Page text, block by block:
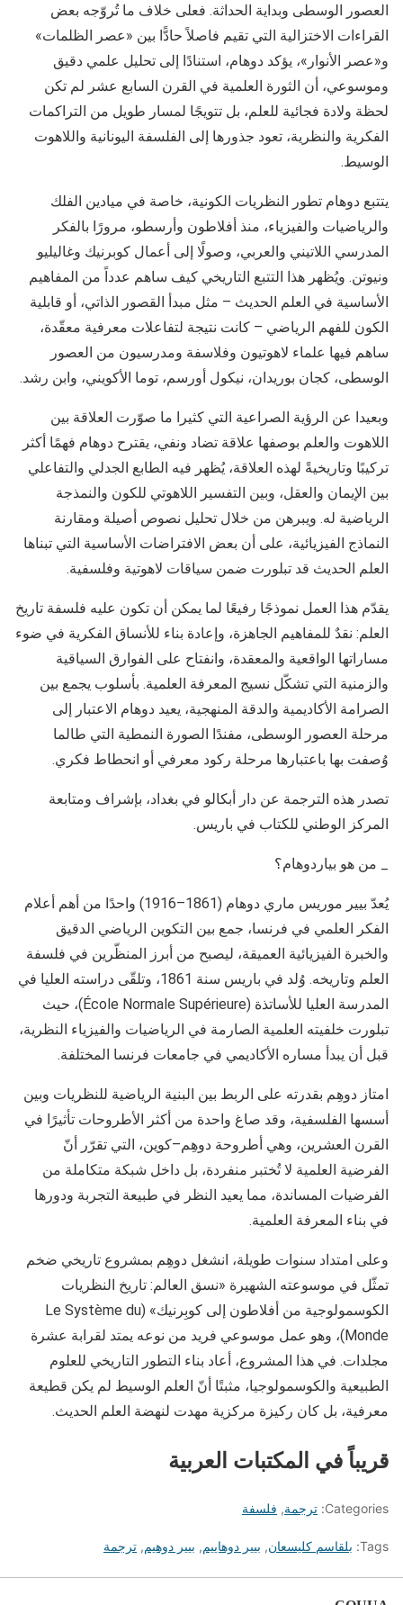
العصور الوسطى وبداية الحداثة. فعلى خلاف ما تُروّجه بعض
القراءات الاختزالية التي تقيم فاصلاً حادًّا بين «عصر الظلمات»
و«عصر الأنوار»، يؤكد دوهام، استنادًا إلى تحليل علمي دقيق
وموسوعي، أن الثورة العلمية في القرن السابع عشر لم تكن
لحظة ولادة فجائية للعلم، بل تتويجًا لمسار طويل من التراكمات
الفكرية والنظرية، تعود جذورها إلى الفلسفة اليونانية واللاهوت
الوسيط.
يتتبع دوهام تطور النظريات الكونية، خاصة في ميادين الفلك
والرياضيات والفيزياء، منذ أفلاطون وأرسطو، مرورًا بالفكر
المدرسي اللاتيني والعربي، وصولًا إلى أعمال كوبرنيك وغاليليو
ونيوتن. ويُظهر هذا التتبع التاريخي كيف ساهم عدداً من المفاهيم
الأساسية في العلم الحديث – مثل مبدأ القصور الذاتي، أو قابلية
الكون للفهم الرياضي – كانت نتيجة لتفاعلات معرفية معقّدة،
ساهم فيها علماء لاهوتيون وفلاسفة ومدرسيون من العصور
الوسطى، كجان بوريدان، نيكول أورسم، توما الأكويني، وابن رشد.
وبعيدا عن الرؤية الصراعية التي كثيرا ما صوّرت العلاقة بين
اللاهوت والعلم بوصفها علاقة تضاد ونفي، يقترح دوهام فهمًا أكثر
تركيبًا وتاريخيةً لهذه العلاقة، يُظهر فيه الطابع الجدلي والتفاعلي
بين الإيمان والعقل، وبين التفسير اللاهوتي للكون والنمذجة
الرياضية له. ويبرهن من خلال تحليل نصوص أصيلة ومقارنة
النماذج الفيزيائية، على أن بعض الافتراضات الأساسية التي تبناها
العلم الحديث قد تبلورت ضمن سياقات لاهوتية وفلسفية.
يقدّم هذا العمل نموذجًا رفيعًا لما يمكن أن تكون عليه فلسفة تاريخ
العلم: نقدٌ للمفاهيم الجاهزة، وإعادة بناء للأنساق الفكرية في ضوء
مساراتها الواقعية والمعقدة، وانفتاح على الفوارق السياقية
والزمنية التي تشكّل نسيج المعرفة العلمية. بأسلوب يجمع بين
الصرامة الأكاديمية والدقة المنهجية، يعيد دوهام الاعتبار إلى
مرحلة العصور الوسطى، مفندًا الصورة النمطية التي طالما
وُصفت بها باعتبارها مرحلة ركود معرفي أو انحطاط فكري.
تصدر هذه الترجمة عن دار أبكالو في بغداد، بإشراف ومتابعة
المركز الوطني للكتاب في باريس.
_ من هو بياردوهام؟
يُعدّ بيير موريس ماري دوهام (1861–1916) واحدًا من أهم أعلام
الفكر العلمي في فرنسا، جمع بين التكوين الرياضي الدقيق
والخبرة الفيزيائية العميقة، ليصبح من أبرز المنظّرين في فلسفة
العلم وتاريخه. وُلد في باريس سنة 1861، وتلقّى دراسته العليا في
المدرسة العليا للأساتذة (École Normale Supérieure)، حيث
تبلورت خلفيته العلمية الصارمة في الرياضيات والفيزياء النظرية،
قبل أن يبدأ مساره الأكاديمي في جامعات فرنسا المختلفة.
امتاز دوهِم بقدرته على الربط بين البنية الرياضية للنظريات وبين
أسسها الفلسفية، وقد صاغ واحدة من أكثر الأطروحات تأثيرًا في
القرن العشرين، وهي أطروحة دوهِم–كوين، التي تقرّر أنّ
الفرضية العلمية لا تُختبر منفردة، بل داخل شبكة متكاملة من
الفرضيات المساندة، مما يعيد النظر في طبيعة التجربة ودورها
في بناء المعرفة العلمية.
وعلى امتداد سنوات طويلة، انشغل دوهِم بمشروع تاريخي ضخم
تمثّل في موسوعته الشهيرة «نسق العالم: تاريخ النظريات
الكوسمولوجية من أفلاطون إلى كوبِرنيك» (Le Système du
Monde)، وهو عمل موسوعي فريد من نوعه يمتد لقرابة عشرة
مجلدات. في هذا المشروع، أعاد بناء التطور التاريخي للعلوم
الطبيعية والكوسمولوجيا، مثبتًا أنّ العلم الوسيط لم يكن قطيعة
معرفية، بل كان ركيزة مركزية مهدت لنهضة العلم الحديث.
قريباً في المكتبات العربية
Categories: ترجمة, فلسفة
Tags: بلقاسم كليسعان, بيير دوهاييم, بيير دوهيم, ترجمة